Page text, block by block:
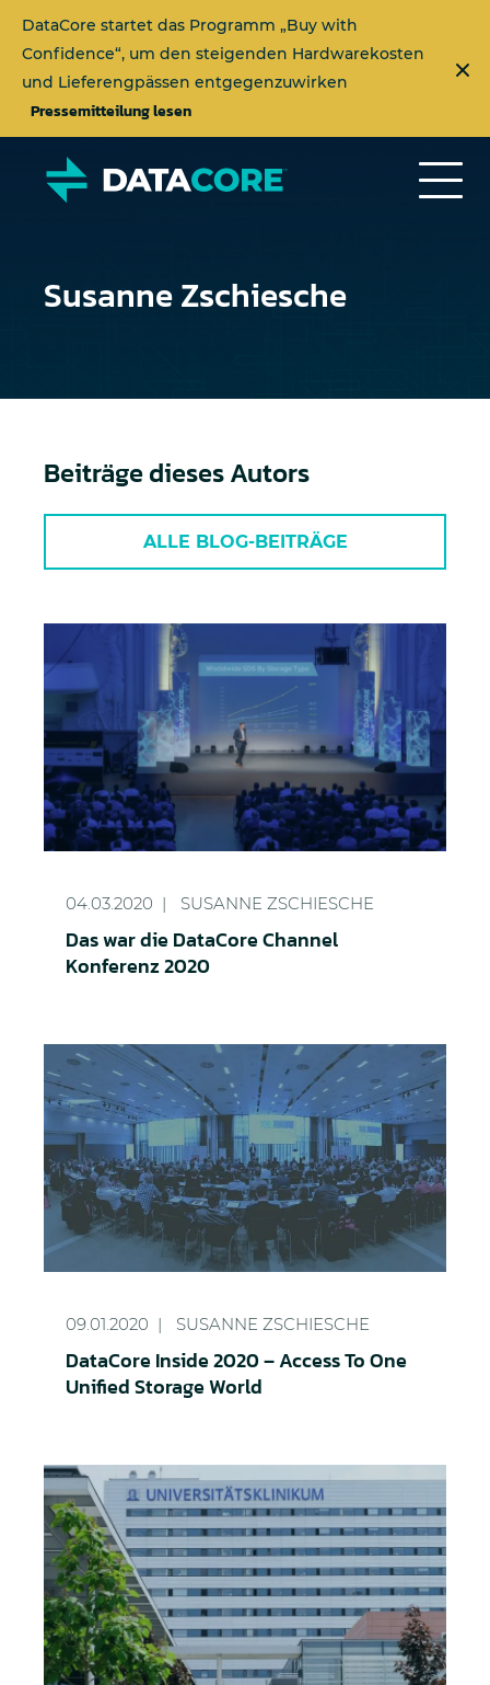
DataCore startet das Programm „Buy with
Confidence“, um den steigenden Hardwarekosten
und Lieferengpässen entgegenzuwirken
Pressemitteilung lesen
Susanne Zschiesche
Beiträge dieses Autors
ALLE BLOG-BEITRÄGE
04.03.2020
SUSANNE ZSCHIESCHE
Das war die DataCore Channel
Konferenz 2020
09.01.2020
SUSANNE ZSCHIESCHE
DataCore Inside 2020 – Access To One
Unified Storage World